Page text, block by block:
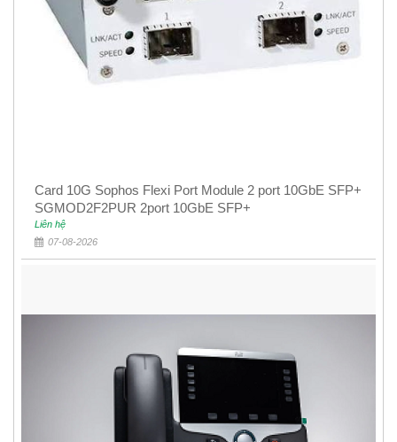
Card 10G Sophos Flexi Port Module 2 port 10GbE SFP+
SGMOD2F2PUR 2port 10GbE SFP+
Liên hệ
07-08-2026